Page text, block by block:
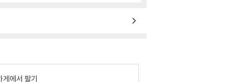
게에서 팔기